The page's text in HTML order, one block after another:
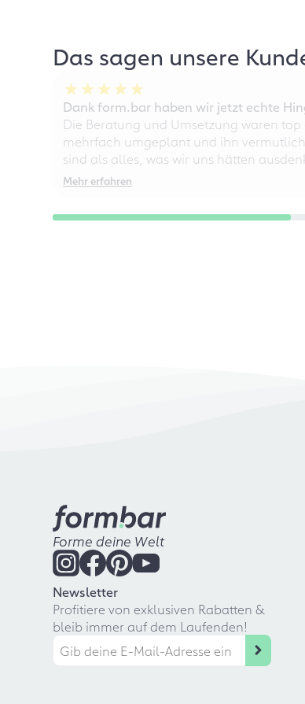
Das sagen unsere
Dank form.bar haben wir jetzt echte
Die Beratung und Umsetzung waren
mehrfach umgeplant und ihn
sind als alles, was wir uns hätten
Mehr erfahren
Forme deine Welt
Newsletter
Profitiere von exklusiven Rabatten &
bleib immer auf dem Laufenden!